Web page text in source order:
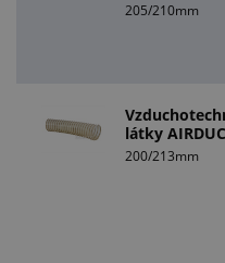
205/210mm
látky
200/213mm